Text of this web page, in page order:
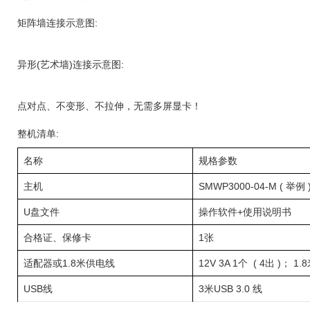
矩阵墙连接示意图:
异形(艺术墙)连接示意图:
点对点、不变形、不拉伸，无需多屏显卡！
整机清单:
名称 规格参数
主机 SMWP3000-04-M ( 举例
U盘文件 操作软件+使用说明书
合格证、保修卡 1张
适配器或1.8米供电线 12V 3A 1个 ( 4出 )；
USB线 3米USB 3.0 线